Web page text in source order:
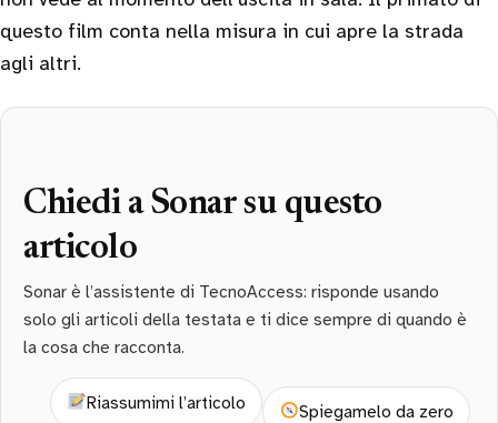
questo film conta nella misura in cui apre la strada
agli altri.
Chiedi a Sonar su questo
articolo
Sonar è l’assistente di TecnoAccess: risponde usando
solo gli articoli della testata e ti dice sempre di quando è
la cosa che racconta.
Riassumimi l’articolo Spiegamelo da zero